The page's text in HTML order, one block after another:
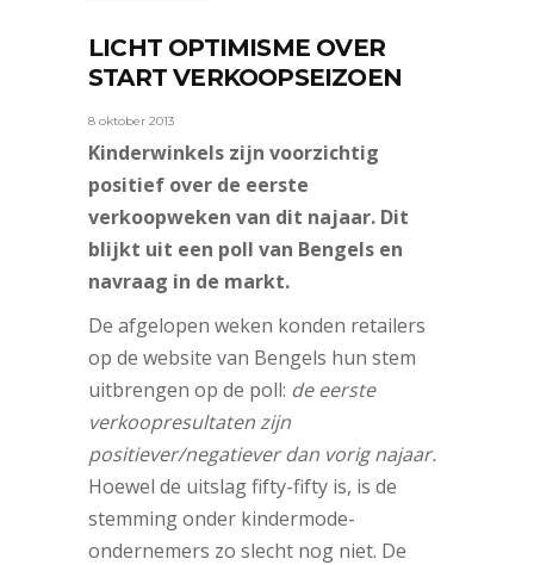
LICHT OPTIMISME OVER
START VERKOOPSEIZOEN
8 oktober 2013
Kinderwinkels zijn voorzichtig
positief over de eerste
verkoopweken van dit najaar. Dit
blijkt uit een poll van Bengels en
navraag in de markt.
De afgelopen weken konden retailers
op de website van Bengels hun stem
uitbrengen op de poll: de eerste
verkoopresultaten zijn
positiever/negatiever dan vorig najaar.
Hoewel de uitslag fifty-fifty is, is de
stemming onder kindermode-
ondernemers zo slecht nog niet. De